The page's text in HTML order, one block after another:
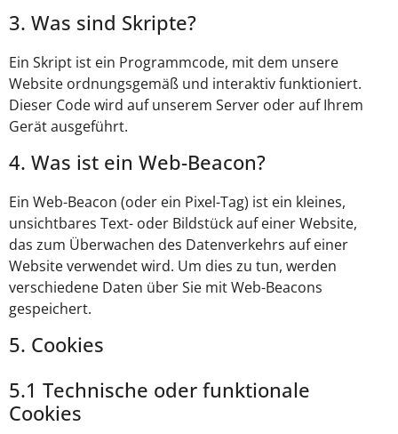
3. Was sind Skripte?
Ein Skript ist ein Programmcode, mit dem unsere
Website ordnungsgemäß und interaktiv funktioniert.
Dieser Code wird auf unserem Server oder auf Ihrem
Gerät ausgeführt.
4. Was ist ein Web-Beacon?
Ein Web-Beacon (oder ein Pixel-Tag) ist ein kleines,
unsichtbares Text- oder Bildstück auf einer Website,
das zum Überwachen des Datenverkehrs auf einer
Website verwendet wird. Um dies zu tun, werden
verschiedene Daten über Sie mit Web-Beacons
gespeichert.
5. Cookies
5.1 Technische oder funktionale
Cookies